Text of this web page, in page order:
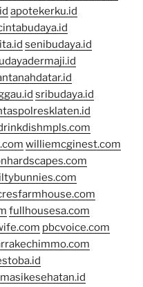
apotekerku.id
senibudaya.id
sribudaya.id
williemcginest.com
fullhousesa.com
pbcvoice.com